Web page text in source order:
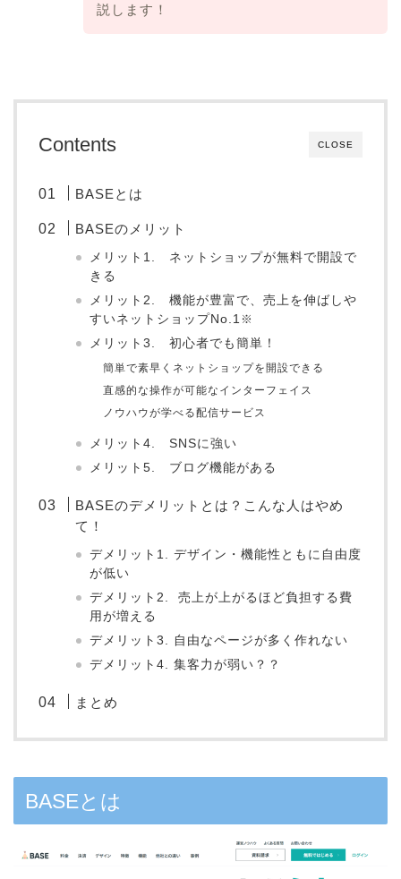
説します！
CLOSE
Contents
BASEとは
BASEのメリット
メリット1. ネットショップが無料で開設で
きる
メリット2. 機能が豊富で、売上を伸ばしや
すいネットショップNo.1 ※
メリット3. 初心者でも簡単！
簡単で素早くネットショップを開設できる
直感的な操作が可能なインターフェイス
ノウハウが学べる配信サービス
メリット4. SNSに強い
メリット5. ブログ機能がある
BASEのデメリットとは？こんな人はやめ
て！
デメリット1. デザイン・機能性ともに自由度
が低い
デメリット2. 売上が上がるほど負担する費
用が増える
デメリット3. 自由なページが多く作れない
デメリット4. 集客力が弱い？？
まとめ
BASEとは